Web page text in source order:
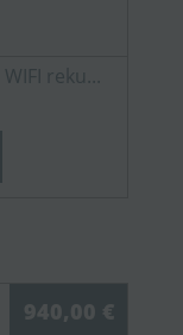
reku...
940,00 €